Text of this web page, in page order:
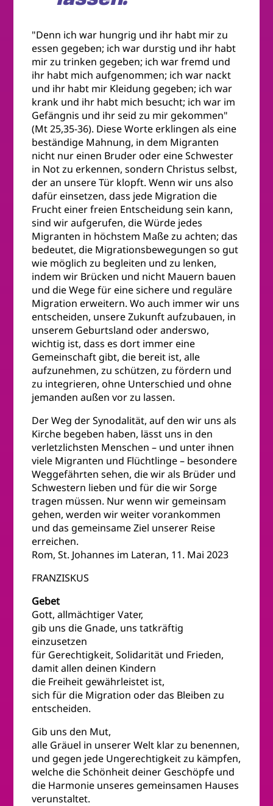
"Denn ich war hungrig und ihr habt mir zu
essen gegeben; ich war durstig und ihr habt
mir zu trinken gegeben; ich war fremd und
ihr habt mich aufgenommen; ich war nackt
und ihr habt mir Kleidung gegeben; ich war
krank und ihr habt mich besucht; ich war im
Gefängnis und ihr seid zu mir gekommen"
(Mt 25,35-36). Diese Worte erklingen als eine
beständige Mahnung, in dem Migranten
nicht nur einen Bruder oder eine Schwester
in Not zu erkennen, sondern Christus selbst,
der an unsere Tür klopft. Wenn wir uns also
dafür einsetzen, dass jede Migration die
Frucht einer freien Entscheidung sein kann,
sind wir aufgerufen, die Würde jedes
Migranten in höchstem Maße zu achten; das
bedeutet, die Migrationsbewegungen so gut
wie möglich zu begleiten und zu lenken,
indem wir Brücken und nicht Mauern bauen
und die Wege für eine sichere und reguläre
Migration erweitern. Wo auch immer wir uns
entscheiden, unsere Zukunft aufzubauen, in
unserem Geburtsland oder anderswo,
wichtig ist, dass es dort immer eine
Gemeinschaft gibt, die bereit ist, alle
aufzunehmen, zu schützen, zu fördern und
zu integrieren, ohne Unterschied und ohne
jemanden außen vor zu lassen.
Der Weg der Synodalität, auf den wir uns als
Kirche begeben haben, lässt uns in den
verletzlichsten Menschen – und unter ihnen
viele Migranten und Flüchtlinge – besondere
Weggefährten sehen, die wir als Brüder und
Schwestern lieben und für die wir Sorge
tragen müssen. Nur wenn wir gemeinsam
gehen, werden wir weiter vorankommen
und das gemeinsame Ziel unserer Reise
erreichen.
Rom, St. Johannes im Lateran, 11. Mai 2023
FRANZISKUS
Gebet
Gott, allmächtiger Vater,
gib uns die Gnade, uns tatkräftig
einzusetzen
für Gerechtigkeit, Solidarität und Frieden,
damit allen deinen Kindern
die Freiheit gewährleistet ist,
sich für die Migration oder das Bleiben zu
entscheiden.
Gib uns den Mut,
alle Gräuel in unserer Welt klar zu benennen,
und gegen jede Ungerechtigkeit zu kämpfen,
welche die Schönheit deiner Geschöpfe und
die Harmonie unseres gemeinsamen Hauses
verunstaltet.